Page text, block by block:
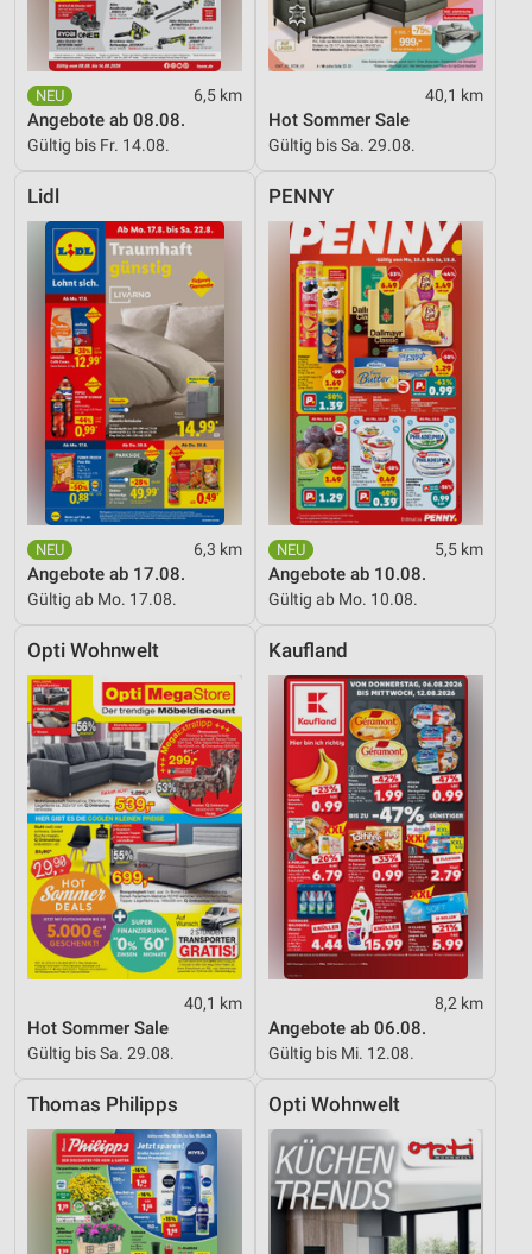
6,5 km
Angebote ab 08.08.
Gültig bis Fr. 14.08.
40,1 km
Hot Sommer Sale
Gültig bis Sa. 29.08.
Lidl
6,3 km
Angebote ab 17.08.
Gültig ab Mo. 17.08.
PENNY
5,5 km
Angebote ab 10.08.
Gültig ab Mo. 10.08.
Opti Wohnwelt
40,1 km
Hot Sommer Sale
Gültig bis Sa. 29.08.
Kaufland
8,2 km
Angebote ab 06.08.
Gültig bis Mi. 12.08.
Thomas Philipps Opti Wohnwelt
Erstellung von Profilen zur Personalisierung
von Inhalten
Verwendung von Profilen zur Auswahl
personalisierter Inhalte
Messung der Werbeleistung
Messung der Performance von Inhalten
Analyse von Zielgruppen durch Statistiken oder
Kombinationen von Daten aus verschiedenen
Quellen
Entwicklung und Verbesserung der Angebote
Verwendung reduzierter Daten zur Auswahl von
Inhalten
IAB-Besonderheiten:
Verwendung genauer Standortdaten
Geräte anhand von aktiv angeforderten
Informationen identifizieren
Nicht-IAB-Verarbeitungszwecke:
Performance
Funktional
Werbung